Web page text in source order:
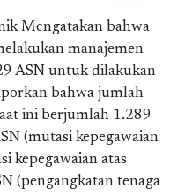
Mengatakan bahwa
manajemen
ASN untuk dilakukan
bahwa jumlah
ini berjumlah 1.289
(mutasi kepegawaian
kepegawaian atas
(pengangkatan tenaga